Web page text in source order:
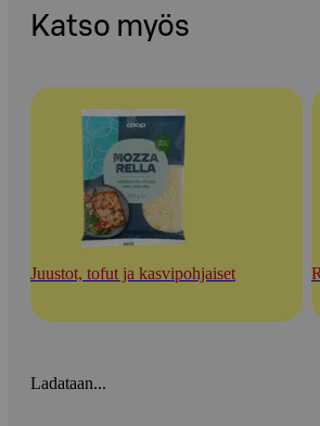
Katso myös
Juustot, tofut ja kasvipohjaiset
Ladataan...